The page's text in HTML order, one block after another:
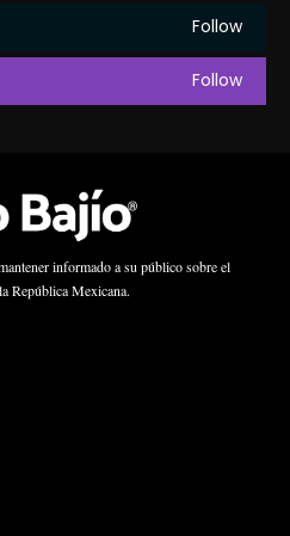
Follow
Follow
informado a su público sobre el
República Mexicana.